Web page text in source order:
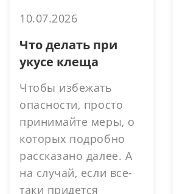
10.07.2026
Что делать при
укусе клеща
Чтобы избежать
опасности, просто
принимайте меры, о
которых подробно
рассказано далее. А
на случай, если все-
таки придется